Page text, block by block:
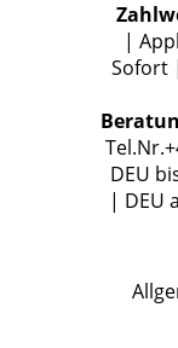
|
Sofort
DEU
| DEU